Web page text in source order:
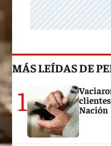
MÁS LEÍDAS DE
1
Nación